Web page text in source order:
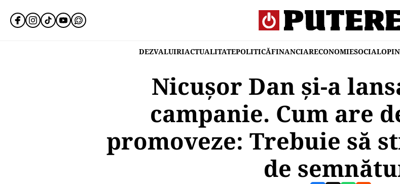
DEZVALUIRIACTUALITATEPOLITICĂFINANCIARECONOMIESOCIAL
Nicușor Dan și-a
campanie. Cum are
promoveze: Trebuie să
de